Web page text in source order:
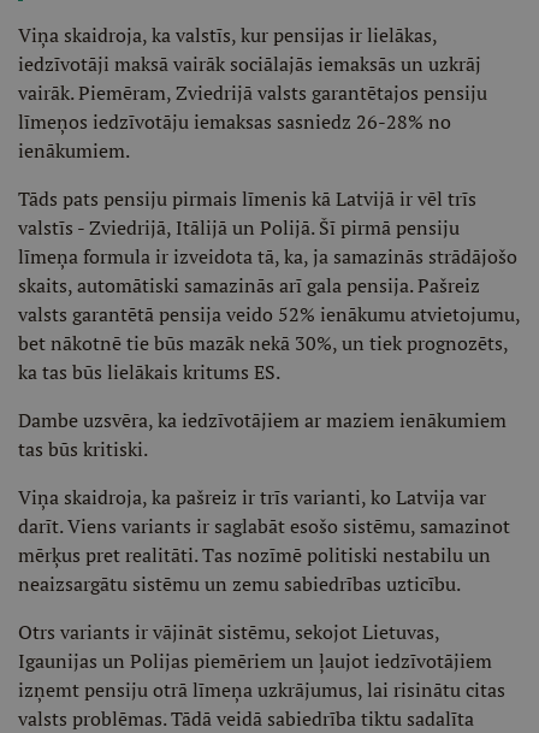
Viņa skaidroja, ka valstīs, kur pensijas ir lielākas,
iedzīvotāji maksā vairāk sociālajās iemaksās un uzkrāj
vairāk. Piemēram, Zviedrijā valsts garantētajos pensiju
līmeņos iedzīvotāju iemaksas sasniedz 26-28% no
ienākumiem.
Tāds pats pensiju pirmais līmenis kā Latvijā ir vēl trīs
valstīs - Zviedrijā, Itālijā un Polijā. Šī pirmā pensiju
līmeņa formula ir izveidota tā, ka, ja samazinās strādājošo
skaits, automātiski samazinās arī gala pensija. Pašreiz
valsts garantētā pensija veido 52% ienākumu atvietojumu,
bet nākotnē tie būs mazāk nekā 30%, un tiek prognozēts,
ka tas būs lielākais kritums ES.
Dambe uzsvēra, ka iedzīvotājiem ar maziem ienākumiem
tas būs kritiski.
Viņa skaidroja, ka pašreiz ir trīs varianti, ko Latvija var
darīt. Viens variants ir saglabāt esošo sistēmu, samazinot
mērķus pret realitāti. Tas nozīmē politiski nestabilu un
neaizsargātu sistēmu un zemu sabiedrības uzticību.
Otrs variants ir vājināt sistēmu, sekojot Lietuvas,
Igaunijas un Polijas piemēriem un ļaujot iedzīvotājiem
izņemt pensiju otrā līmeņa uzkrājumus, lai risinātu citas
valsts problēmas. Tādā veidā sabiedrība tiktu sadalīta